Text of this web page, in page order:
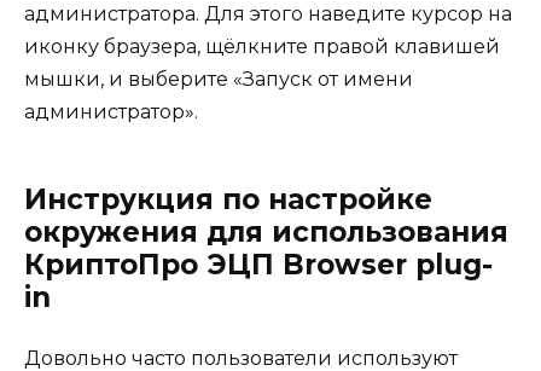
администратора. Для этого наведите курсор на
иконку браузера, щёлкните правой клавишей
мышки, и выберите «Запуск от имени
администратор».
Инструкция по настройке
окружения для использования
КриптоПро ЭЦП Browser plug-
in
Довольно часто пользователи используют